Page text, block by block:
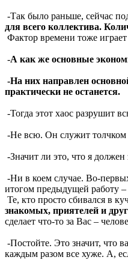
-Так было раньше, сейчас
для всего коллектива.
Фактор времени тоже
-А как же основные
-На них направлен
практически не останется.
-Тогда этот хаос разрушит
-Не всю. Он служит толчком
-Значит ли это, что я
-Ни в коем случае. Во-
итогом предыдущей работу
Те, кто просто сбивался в
знакомых, приятелей и
сделает что-то за Вас –
-Постойте. Это значит, что
каждым разом все хуже. А,